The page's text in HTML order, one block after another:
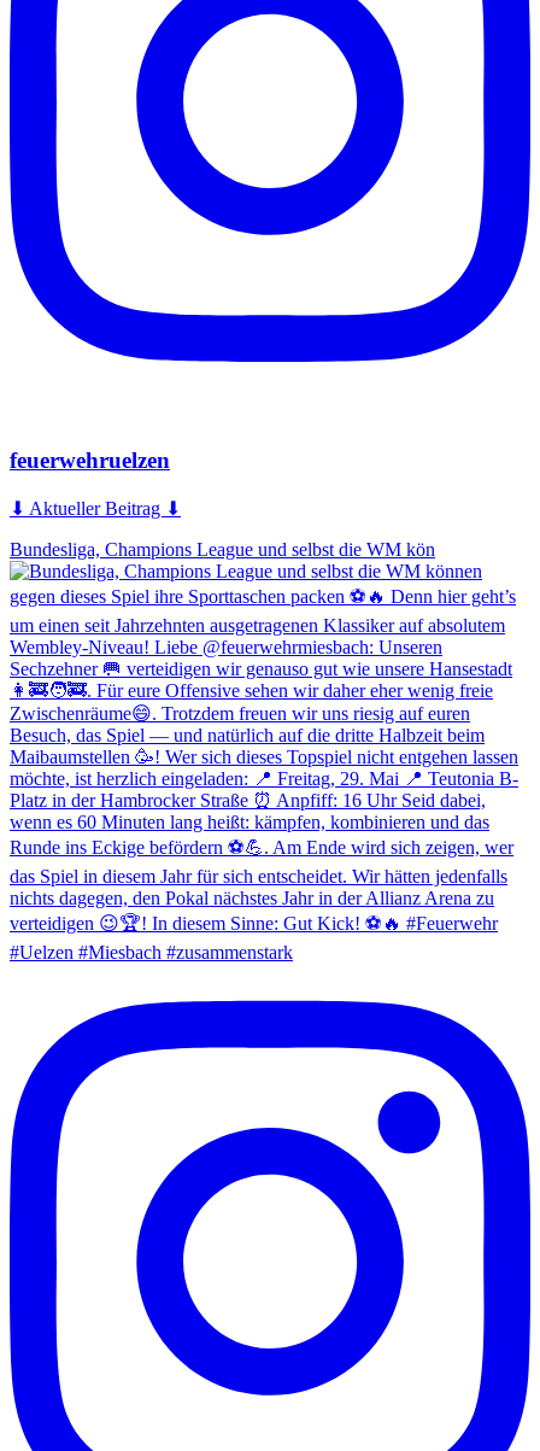
feuerwehruelzen
⬇ Aktueller Beitrag ⬇
Bundesliga, Champions League und selbst die WM kön